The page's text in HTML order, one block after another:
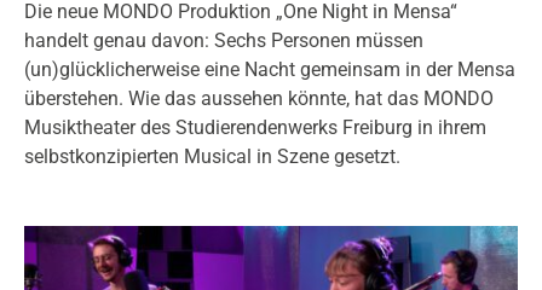
Die neue MONDO Produktion „One Night in Mensa“
handelt genau davon: Sechs Personen müssen
(un)glücklicherweise eine Nacht gemeinsam in der Mensa
überstehen. Wie das aussehen könnte, hat das MONDO
Musiktheater des Studierendenwerks Freiburg in ihrem
selbstkonzipierten Musical in Szene gesetzt.